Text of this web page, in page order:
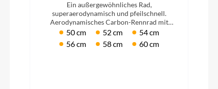
Ein außergewöhnliches Rad,
superaerodynamisch und pfeilschnell.
Aerodynamisches Carbon-Rennrad mit
Ultegra Di2 Ausstattung.
50 cm 52 cm
54 cm
56 cm
58 cm 60 cm